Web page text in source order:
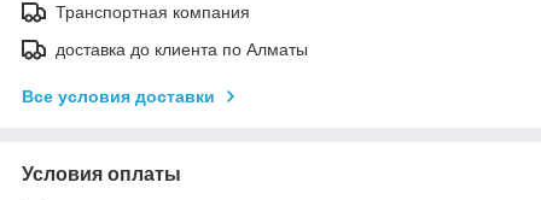
Транспортная компания
доставка до клиента по Алматы
Все условия доставки
Условия оплаты